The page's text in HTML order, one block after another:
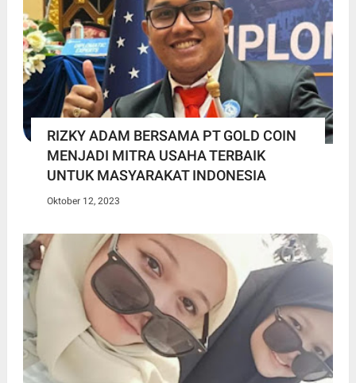
RIZKY ADAM BERSAMA PT GOLD COIN
MENJADI MITRA USAHA TERBAIK
UNTUK MASYARAKAT INDONESIA
Oktober 12, 2023